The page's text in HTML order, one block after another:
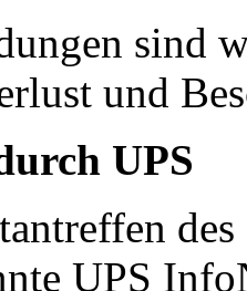
sind
und
UPS
UPS